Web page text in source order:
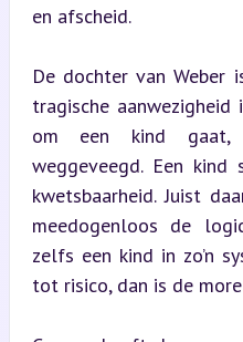
en afscheid.
De dochter van Weber
tragische
om een kind gaat,
weggeveegd. Een kind
kwetsbaarheid. Juist
meedogenloos de
zelfs een kind in zo’n
tot risico, dan is de